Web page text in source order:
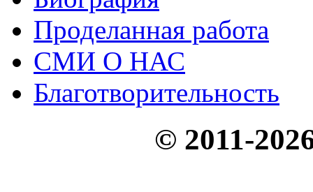
Проделанная работа
СМИ О НАС
Благотворительность
© 2011-